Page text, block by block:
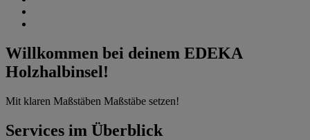
Willkommen bei deinem EDEKA
Holzhalbinsel!
Mit klaren Maßstäben Maßstäbe setzen!
Services im Überblick